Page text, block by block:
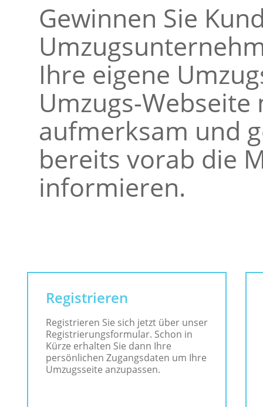
Gewinnen Sie
Ihre eigene
Umzugs-Webseite
aufmerksam und
bereits vorab die
informieren.
Registrieren
Registrieren Sie sich jetzt über unser
Registrierungsformular. Schon in
Kürze erhalten Sie dann Ihre
persönlichen Zugangsdaten um Ihre
Umzugsseite anzupassen.